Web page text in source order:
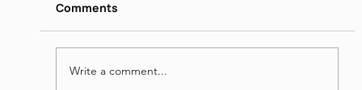
gquo4hqe8o/I-Jun-16-2026.mp4?
rlkey=vrn1b0lj2e1jk7v84mh31x695&st=nmt0
yvgu&dl=0
Comments
Write a comment...